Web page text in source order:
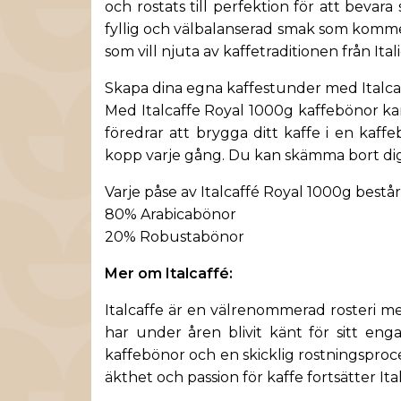
och rostats till perfektion för att bevara
fyllig och välbalanserad smak som
som vill njuta av kaffetraditionen från
Skapa dina egna kaffestunder med
Med Italcaffe Royal 1000g kaffebönor
föredrar att brygga ditt kaffe i en
kopp varje gång. Du kan skämma bort
Varje påse av Italcaffé Royal 1000g
80% Arabicabönor
20% Robustabönor
Mer om Italcaffé:
Italcaffe är en välrenommerad rosteri
har under åren blivit känt för sitt
kaffebönor och en skicklig
äkthet och passion för kaffe fortsätter